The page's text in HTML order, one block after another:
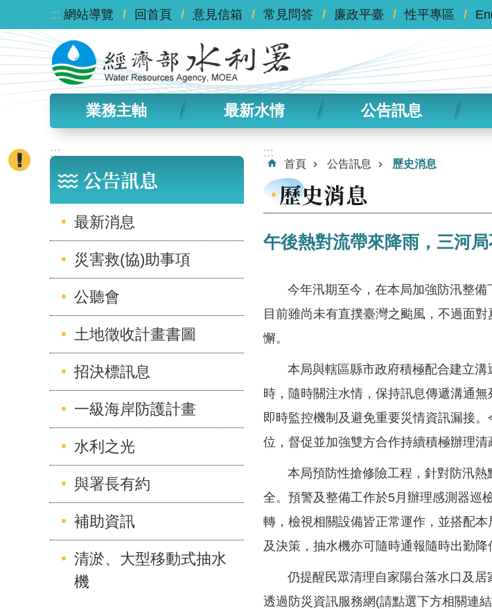
跳到主要內容區塊
::: 網站導覽 回首頁 意見信箱 常見問答 廉政平臺 性平專區
業務主軸 最新水情 公告訊息
:::
公告訊息
最新消息
災害救(協)助事項
公聽會
土地徵收計畫書圖
招決標訊息
一級海岸防護計畫
水利之光
與署長有約
補助資訊
清淤、大型移動式抽水
機
:::
首頁 公告訊息 歷史消息
歷史消息
午後熱對流帶來降雨，三河
今年汛期至今，在本局加強防汛整備
目前雖尚未有直撲臺灣之颱風，不過面
懈。
本局與轄區縣市政府積極配合建立溝
時，隨時關注水情，保持訊息傳遞溝通
即時監控機制及避免重要災情資訊漏接
位，督促並加強雙方合作持續積極辦理
本局預防性搶修險工程，針對防汛熱
全。預警及整備工作於5月辦理感測器巡
轉，檢視相關設備皆正常運作，並搭配
及決策，抽水機亦可隨時通報隨時出勤降
仍提醒民眾清理自家陽台落水口及居
透過防災資訊服務網(請點選下方相關連